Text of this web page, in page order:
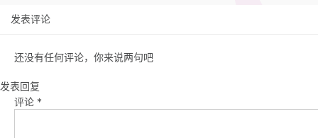
发表评论
还没有任何评论，你来说两句吧
发表回复
评论 *